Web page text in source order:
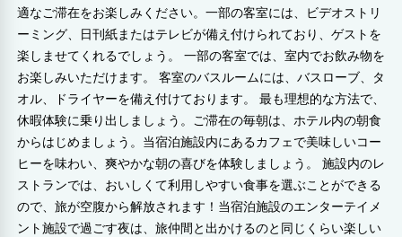
適なご滞在をお楽しみください。一部の客室には、ビデオストリ
ーミング、日刊紙またはテレビが備え付けられており、ゲストを
楽しませてくれるでしょう。 一部の客室では、室内でお飲み物を
お楽しみいただけます。 客室のバスルームには、バスローブ、タ
オル、ドライヤーを備え付けております。 最も理想的な方法で、
休暇体験に乗り出しましょう。ご滞在の毎朝は、ホテル内の朝食
からはじめましょう。当宿泊施設内にあるカフェで美味しいコー
ヒーを味わい、爽やかな朝の喜びを体験しましょう。 施設内のレ
ストランでは、おいしくて利用しやすい食事を選ぶことができる
ので、旅が空腹から解放されます！当宿泊施設のエンターテイメ
ント施設で過ごす夜は、旅仲間と出かけるのと同じくらい楽しい